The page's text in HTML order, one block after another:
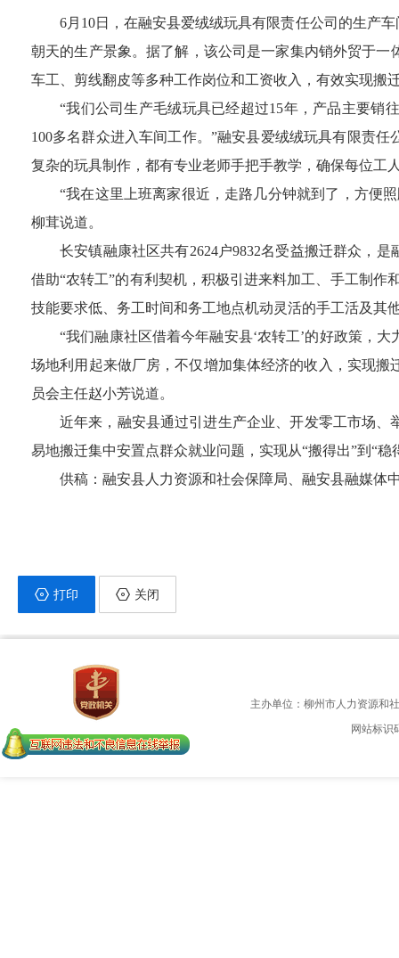
6月 10日，在融安县爱绒绒玩具有限责任公司的生产
朝天的生产景象。据了解，该公司是一家集内销外贸于
车工、剪线翻皮等多种工作岗位和工资收入，有效实现搬
“我们公司生产毛绒玩具已经超过15年，产品主要销
100多名群众进入车间工作。 ”融安县爱绒绒玩具有限责任
复杂的玩具制作，都有专业老师手把手教学，确保每位工
“我在这里上班离家很近，走路几分钟就到了，方便
柳茸说道。
长安镇融康社区共有2624户9832名受益搬迁群众，是
借助“农转工”的有利契机，积极引进来料加工、手工制
技能要求低、务工时间和务工地点机动灵活的手工活及其
“我们融康社区借着今年融安县‘农转工’的好政策，
场地利用起来做厂房，不仅增加集体经济的收入，实现搬
员会主任赵小芳说道。
近年来，融安县通过引进生产企业、开发零工市场
易地搬迁集中安置点群众就业问题，实现从“搬得出”到“
供稿：融安县人力资源和社会保障局、融安县融媒体
打印 关闭
主办单位：柳州市人力资源和
网站标识